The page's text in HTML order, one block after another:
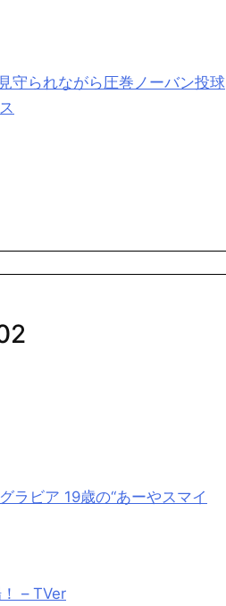
守られながら圧巻ノーバン投球
ラビア 19歳の“あーやスマイ
– TVer